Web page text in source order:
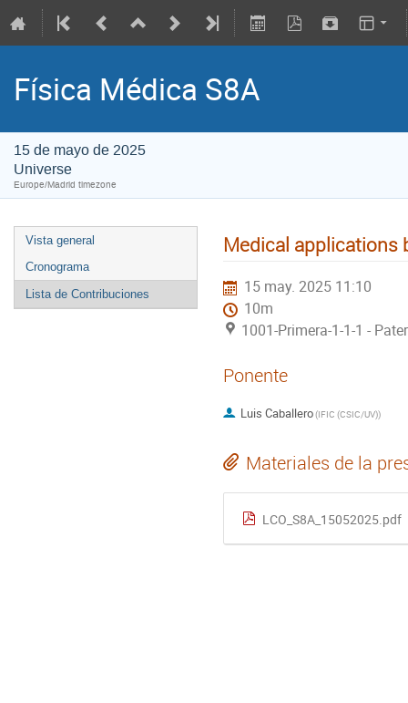
Física Médica S8A
15 de mayo de 2025
Universe
Europe/Madrid timezone
Vista general
Cronograma
Lista de Contribuciones
Medical applications
15 may. 2025 11:10
10m
1001-Primera-1-1-1 -
Ponente
Luis Caballero(IFIC (CSIC/UV))
Materiales de la
LCO_S8A_15052025.pdf